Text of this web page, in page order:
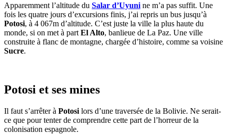
Apparemment l’altitude du Salar d’Uyuni ne m’a pas suffit. Une
fois les quatre jours d’excursions finis, j’ai repris un bus jusqu’à
Potosi, à 4 067m d’altitude. C’est juste la ville la plus haute du
monde, si on met à part El Alto, banlieue de La Paz. Une ville
construite à flanc de montagne, chargée d’histoire, comme sa voisine
Sucre.
Potosi et ses mines
Il faut s’arrêter à Potosi lors d’une traversée de la Bolivie. Ne serait-
ce que pour tenter de comprendre cette part de l’horreur de la
colonisation espagnole.